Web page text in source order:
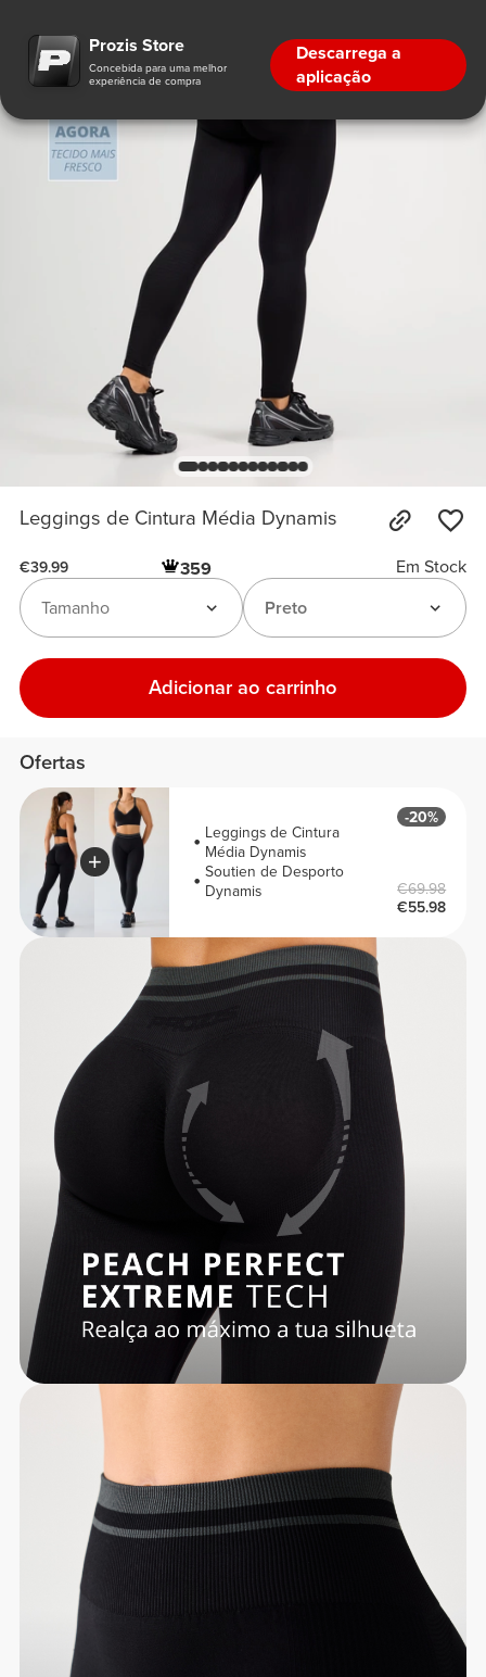
Leggings de Cintura Média Dynamis
€39.99 359
Em Stock
Preto
Tamanho
Adicionar ao carrinho
Ofertas
Leggings de Cintura
Média Dynamis
Soutien de Desporto
Dynamis
-20%
€69.98
€55.98